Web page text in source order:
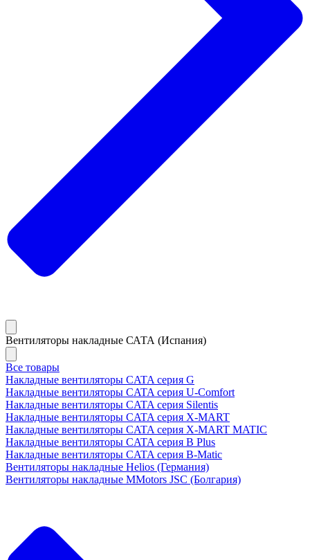
Вентиляторы накладные САТА (Испания)
Все товары
Накладные вентиляторы CATA серия G
Накладные вентиляторы CATA серия U-Comfort
Накладные вентиляторы CATA серия Silentis
Накладные вентиляторы CATA серия X-MART
Накладные вентиляторы CATA серия X-MART MATIC
Накладные вентиляторы CATA серия B Plus
Накладные вентиляторы CATA серия B-Matic
Вентиляторы накладные Helios (Германия)
Вентиляторы накладные MMotors JSC (Болгария)